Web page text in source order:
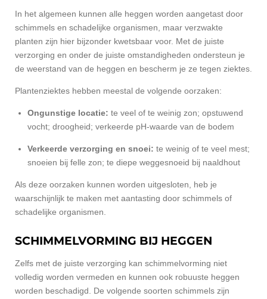
In het algemeen kunnen alle heggen worden aangetast door
schimmels en schadelijke organismen, maar verzwakte
planten zijn hier bijzonder kwetsbaar voor. Met de juiste
verzorging en onder de juiste omstandigheden ondersteun je
de weerstand van de heggen en bescherm je ze tegen ziektes.
Plantenziektes hebben meestal de volgende oorzaken:
Ongunstige locatie: te veel of te weinig zon; opstuwend
vocht; droogheid; verkeerde pH-waarde van de bodem
Verkeerde verzorging en snoei: te weinig of te veel mest;
snoeien bij felle zon; te diepe weggesnoeid bij naaldhout
Als deze oorzaken kunnen worden uitgesloten, heb je
waarschijnlijk te maken met aantasting door schimmels of
schadelijke organismen.
SCHIMMELVORMING BIJ HEGGEN
Zelfs met de juiste verzorging kan schimmelvorming niet
volledig worden vermeden en kunnen ook robuuste heggen
worden beschadigd. De volgende soorten schimmels zijn